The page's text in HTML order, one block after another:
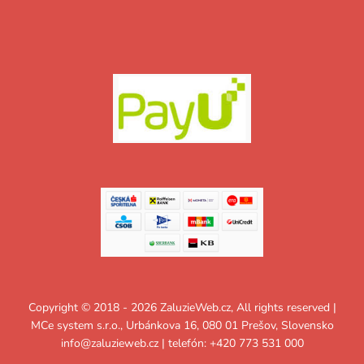
Copyright © 2018 - 2026 ZaluzieWeb.cz, All rights reserved |
MCe system s.r.o., Urbánkova 16, 080 01 Prešov, Slovensko
info@zaluzieweb.cz| telefón: +420 773 531 000